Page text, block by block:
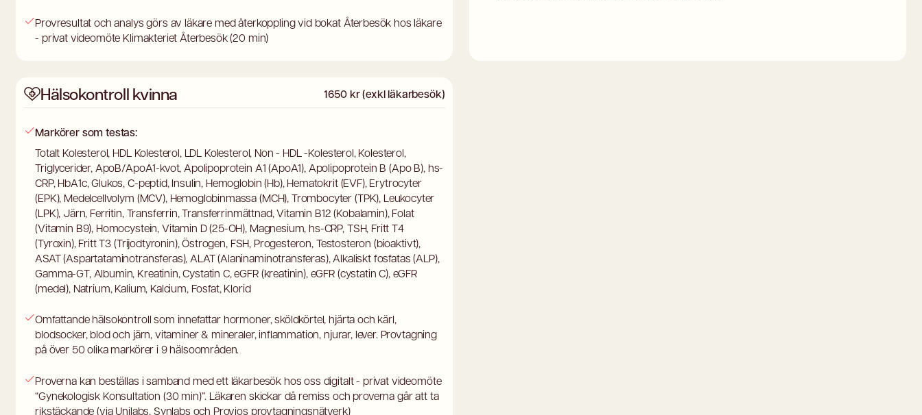
Provresultat och analys görs av läkare med återkoppling vid bokat Återbesök hos läkare
- privat videomöte Klimakteriet Återbesök (20 min)
Hälsokontroll kvinna 1650 kr (exkl läkarbesök)
Markörer som testas:
Totalt Kolesterol, HDL Kolesterol, LDL Kolesterol, Non - HDL -Kolesterol, Kolesterol,
Triglycerider, ApoB/ApoA1-kvot, Apolipoprotein A1 (ApoA1), Apolipoprotein B (Apo B), hs-
CRP, HbA1c, Glukos, C-peptid, Insulin, Hemoglobin (Hb), Hematokrit (EVF), Erytrocyter
(EPK), Medelcellvolym (MCV), Hemoglobinmassa (MCH), Trombocyter (TPK), Leukocyter
(LPK), Järn, Ferritin, Transferrin, Transferrinmättnad, Vitamin B12 (Kobalamin), Folat
(Vitamin B9), Homocystein, Vitamin D (25-OH), Magnesium, hs-CRP, TSH, Fritt T4
(Tyroxin), Fritt T3 (Trijodtyronin), Östrogen, FSH, Progesteron, Testosteron (bioaktivt),
ASAT (Aspartataminotransferas), ALAT (Alaninaminotransferas), Alkaliskt fosfatas (ALP),
Gamma-GT, Albumin, Kreatinin, Cystatin C, eGFR (kreatinin), eGFR (cystatin C), eGFR
(medel), Natrium, Kalium, Kalcium, Fosfat, Klorid
Omfattande hälsokontroll som innefattar hormoner, sköldkörtel, hjärta och kärl,
blodsocker, blod och järn, vitaminer & mineraler, inflammation, njurar, lever. Provtagning
på över 50 olika markörer i 9 hälsoområden.
Proverna kan beställas i samband med ett läkarbesök hos oss digitalt - privat videomöte
“Gynekologisk Konsultation (30 min)”. Läkaren skickar då remiss och proverna går att ta
rikstäckande (via Unilabs, Synlabs och Provios provtagningsnätverk)